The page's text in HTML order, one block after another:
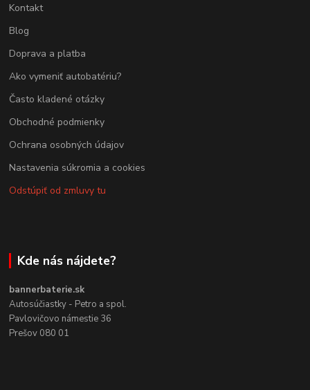
Kontakt
Blog
Doprava a platba
Ako vymeniť autobatériu?
Často kladené otázky
Obchodné podmienky
Ochrana osobných údajov
Nastavenia súkromia a cookies
Odstúpiť od zmluvy tu
Kde nás nájdete?
bannerbaterie.sk
Autosúčiastky - Petro a spol.
Pavlovičovo námestie 36
Prešov 080 01